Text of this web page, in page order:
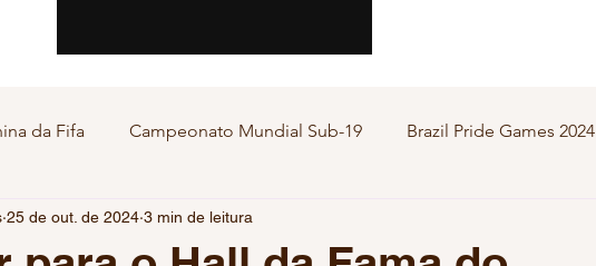
da Fifa Campeonato Mundial Sub-19 Brazil Pride Games 2024
Esporte Master Esporte Transgênero
25 de out. de 2024 3 min de leitura